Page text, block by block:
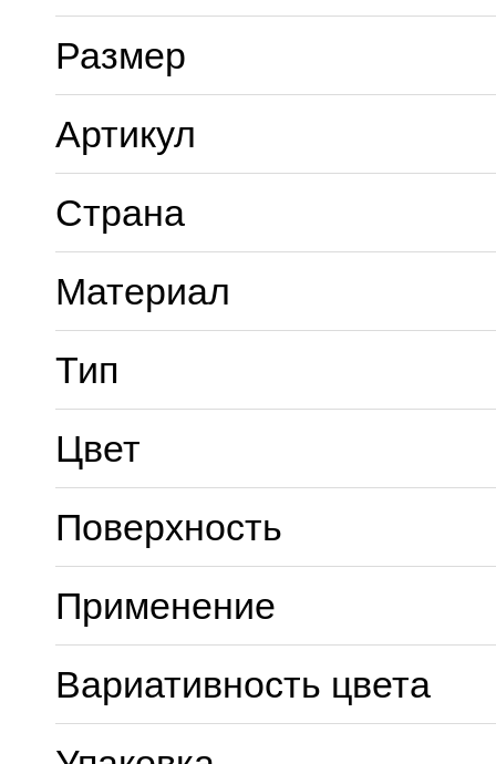
Размер
Артикул
Страна
Материал
Тип
Цвет
Поверхность
Применение
Вариативность цвета